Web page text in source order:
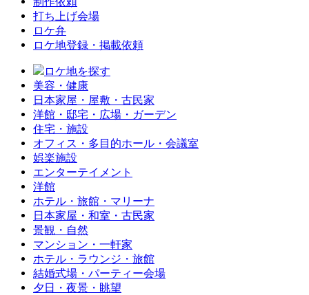
打ち上げ会場
ロケ弁
ロケ地登録・掲載依頼
ロケ地を探す
美容・健康
日本家屋・屋敷・古民家
洋館・邸宅・広場・ガーデン
住宅・施設
オフィス・多目的ホール・会議室
娯楽施設
エンターテイメント
洋館
ホテル・旅館・マリーナ
日本家屋・和室・古民家
景観・自然
マンション・一軒家
ホテル・ラウンジ・旅館
結婚式場・パーティー会場
夕日・夜景・眺望